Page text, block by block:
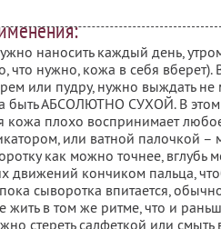
наносить каждый день,
что нужно, кожа в себя
или пудру, нужно выждать не
быть АБСОЛЮТНО СУХОЙ. В этом
кожа плохо воспринимает
или ватной палочкой –
как можно точнее, вглубь
движений кончиком пальца,
сыворотка впитается,
жить в том же ритме, что и
стереть салфеткой или смыть